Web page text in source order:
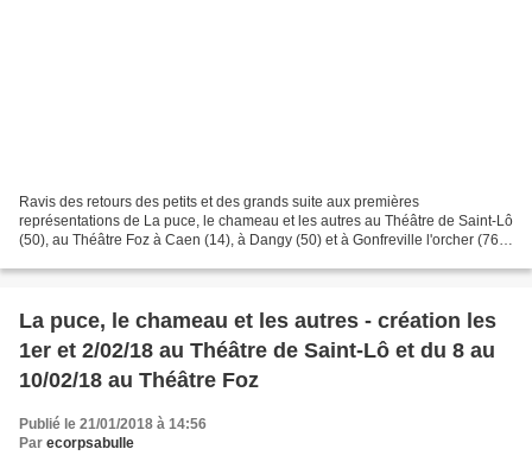
Ravis des retours des petits et des grands suite aux premières
représentations de La puce, le chameau et les autres au Théâtre de Saint-Lô
(50), au Théâtre Foz à Caen (14), à Dangy (50) et à Gonfreville l'orcher (76),
La puce, le chameau et les autres - création les
1er et 2/02/18 au Théâtre de Saint-Lô et du 8 au
10/02/18 au Théâtre Foz
Publié le 21/01/2018 à 14:56
Par ecorpsabulle